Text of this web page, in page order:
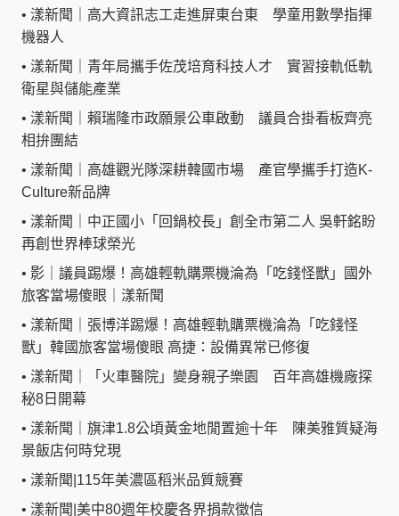
• 漾新聞｜高大資訊志工走進屏東台東 學童用數學指揮
機器人
• 漾新聞｜青年局攜手佐茂培育科技人才 實習接軌低軌
衛星與儲能產業
• 漾新聞｜賴瑞隆市政願景公車啟動 議員合掛看板齊亮
相拚團結
• 漾新聞｜高雄觀光隊深耕韓國市場 產官學攜手打造K-
Culture新品牌
• 漾新聞｜中正國小「回鍋校長」創全市第二人 吳軒銘盼
再創世界棒球榮光
• 影｜議員踢爆！高雄輕軌購票機淪為「吃錢怪獸」國外
旅客當場傻眼｜漾新聞
• 漾新聞｜張博洋踢爆！高雄輕軌購票機淪為「吃錢怪
獸」韓國旅客當場傻眼 高捷：設備異常已修復
• 漾新聞｜「火車醫院」變身親子樂園 百年高雄機廠探
秘8日開幕
• 漾新聞｜旗津1.8公頃黃金地閒置逾十年 陳美雅質疑海
景飯店何時兌現
• 漾新聞|115年美濃區稻米品質競賽
• 漾新聞|美中80週年校慶各界捐款徵信